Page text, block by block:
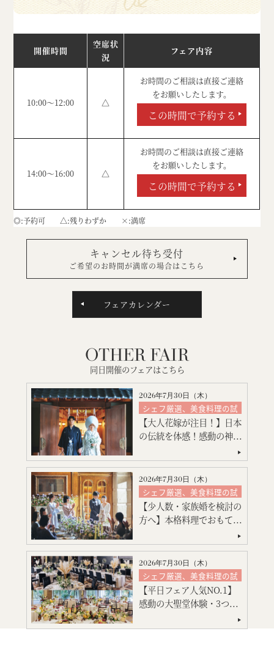
開催時間
空席状
況
フェア内容
10:00～12:00 △
お時間のご相談は直接ご連絡
をお願いしたします。
この時間で予約する
14:00～16:00 △
お時間のご相談は直接ご連絡
をお願いしたします。
この時間で予約する
◎ 予約可 △ 残りわずか × 満席
キャンセル待ち受付
ご希望のお時間が満席の場合はこちら
フェアカレンダー
OTHER FAIR
同日開催のフェアはこちら
2026年7月30日（木）
シェフ厳選、美食料理の試
食
絶品スイーツ試食
特別限定プレゼント付
会場コーディネート
見積り相談会
引出物・婚礼アイテム紹介
ご宿泊のご予約・ご相談
【大人花嫁が注目！】日本
の伝統を体感！感動の神...
2026年7月30日（木）
シェフ厳選、美食料理の試
食
絶品スイーツ試食
会場コーディネート
マタニティ・お急ぎ婚相談
見積り相談会
引出物・婚礼アイテム紹介
ご宿泊のご予約・ご相談
【少人数・家族婚を検討の
方へ】本格料理でおもて...
2026年7月30日（木）
シェフ厳選、美食料理の試
食
絶品スイーツ試食
特別限定プレゼント付
【平日フェア人気NO.1】
感動の大聖堂体験・3つ...